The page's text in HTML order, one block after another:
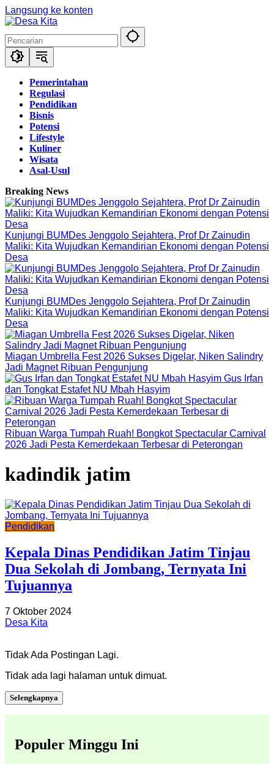
Langsung ke konten
Pemerintahan
Regulasi
Pendidikan
Bisnis
Potensi
Lifestyle
Kuliner
Wisata
Asal-Usul
Breaking News
Kunjungi BUMDes Jenggolo Sejahtera, Prof Dr Zainudin
Maliki: Kita Wujudkan Kemandirian Ekonomi dengan Potensi
Desa
Kunjungi BUMDes Jenggolo Sejahtera, Prof Dr Zainudin
Maliki: Kita Wujudkan Kemandirian Ekonomi dengan Potensi
Desa
Miagan Umbrella Fest 2026 Sukses Digelar, Niken Salindry
Jadi Magnet Ribuan Pengunjung
Gus Irfan
dan Tongkat Estafet NU Mbah Hasyim
Ribuan Warga Tumpah Ruah! Bongkot Spectacular Carnival
2026 Jadi Pesta Kemerdekaan Terbesar di Peterongan
kadindik jatim
Pendidikan
Kepala Dinas Pendidikan Jatim Tinjau
Dua Sekolah di Jombang, Ternyata Ini
Tujuannya
7 Oktober 2024
Desa Kita
Tidak Ada Postingan Lagi.
Tidak ada lagi halaman untuk dimuat.
Selengkapnya
Populer Minggu Ini